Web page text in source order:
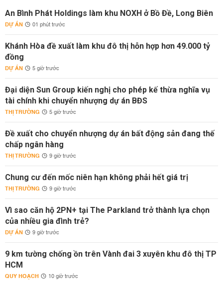
An Bình Phát Holdings làm khu NOXH ở Bồ Đề, Long Biên
DỰ ÁN 01 phút trước
Khánh Hòa đề xuất làm khu đô thị hỗn hợp hơn 49.000 tỷ
đồng
DỰ ÁN 5 giờ trước
Đại diện Sun Group kiến nghị cho phép kế thừa nghĩa vụ
tài chính khi chuyển nhượng dự án BĐS
THỊ TRƯỜNG 5 giờ trước
Đề xuất cho chuyển nhượng dự án bất động sản đang thế
chấp ngân hàng
THỊ TRƯỜNG 9 giờ trước
Chung cư đến mốc niên hạn không phải hết giá trị
THỊ TRƯỜNG 9 giờ trước
Vì sao căn hộ 2PN+ tại The Parkland trở thành lựa chọn
của nhiều gia đình trẻ?
DỰ ÁN 9 giờ trước
9 km tường chống ồn trên Vành đai 3 xuyên khu đô thị TP
HCM
QUY HOẠCH 10 giờ trước